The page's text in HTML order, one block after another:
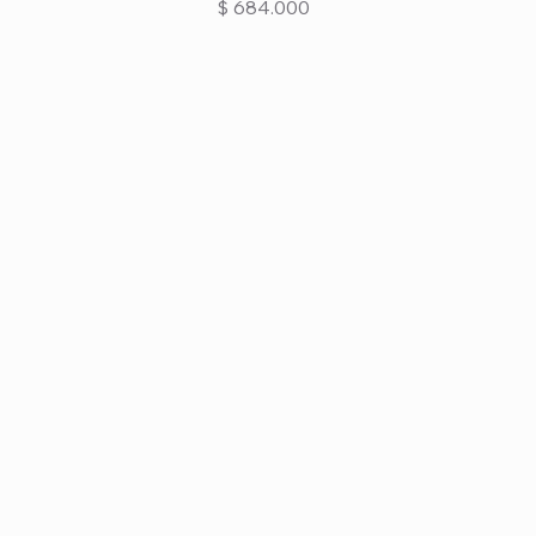
Precio
$ 684.000